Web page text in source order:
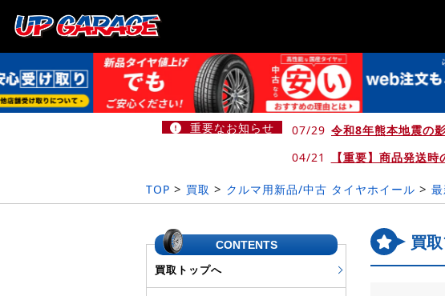
重要なお知らせ 07/29 令和8年熊本地震の
04/21
【重要】商品発送
TOP > 買取 > クルマ用新品/中古 タイヤホイール >
CONTENTS
買取トップへ
買